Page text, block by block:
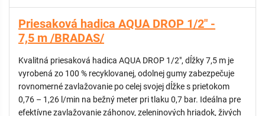
KATEGÓRIA: Professional
Priesaková hadica AQUA DROP 1/2" -
7,5 m /BRADAS/
Kvalitná priesaková hadica AQUA DROP 1/2", dĺžky 7,5 m je
vyrobená zo 100 % recyklovanej, odolnej gumy zabezpečuje
rovnomerné zavlažovanie po celej svojej dĺžke s prietokom
0,76 – 1,26 l/min na bežný meter pri tlaku 0,7 bar. Ideálna pre
efektívne zavlažovanie záhonov, zeleninových hriadok, živých